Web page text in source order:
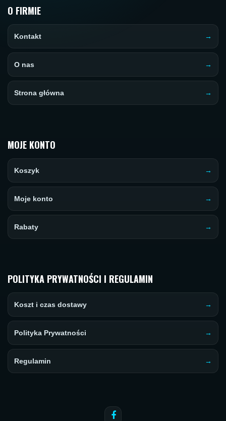
O FIRMIE
Kontakt
O nas
Strona główna
MOJE KONTO
Koszyk
Moje konto
Rabaty
POLITYKA PRYWATNOŚCI I REGULAMIN
Koszt i czas dostawy
Polityka Prywatności
Regulamin